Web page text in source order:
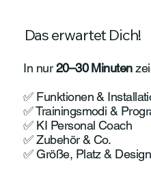
In nur20–30 Minuten
✅ Funktionen &
✅ Trainingsmodi &
✅ KI Personal Coach
✅ Zubehör & Co.
✅ Größe, Platz & Design
Das erwartet Dich!